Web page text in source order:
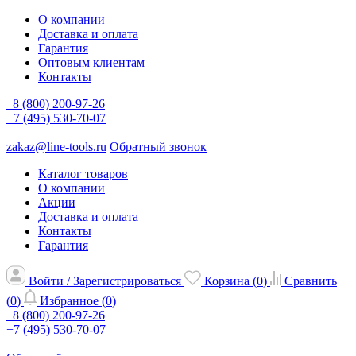
О компании
Доставка и оплата
Гарантия
Оптовым клиентам
Контакты
8 (800) 200-97-26
+7 (495) 530-70-07
zakaz@line-tools.ru Обратный звонок
Каталог товаров
О компании
Акции
Доставка и оплата
Контакты
Гарантия
Войти / Зарегистрироваться Корзина (0)
Сравнить
(0) Избранное (0)
8 (800) 200-97-26
+7 (495) 530-70-07